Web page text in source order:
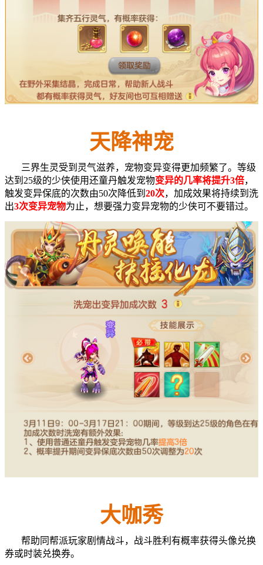
天降神宠
三界生灵受到灵气滋养，宠物变异变得更加频繁了。等级
达到25级的少侠使用还童丹触发宠物变异的几率将提升3倍，
触发变异保底的次数由50次降低到 20次，加成效果将持续到洗
出3次变异宠物为止，想要强力变异宠物的少侠可不要错过。
大咖秀
帮助同帮派玩家剧情战斗，战斗胜利有概率获得头像兑换
券或时装兑换券。